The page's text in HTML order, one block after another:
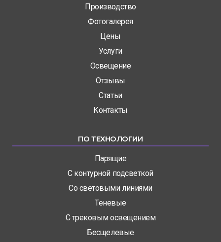
Производство
Фотогалерея
Цены
Услуги
Освещение
Отзывы
Статьи
Контакты
ПО ТЕХНОЛОГИИ
Парящие
С контурной подсветкой
Со световыми линиями
Теневые
С трековым освещением
Бесщелевые